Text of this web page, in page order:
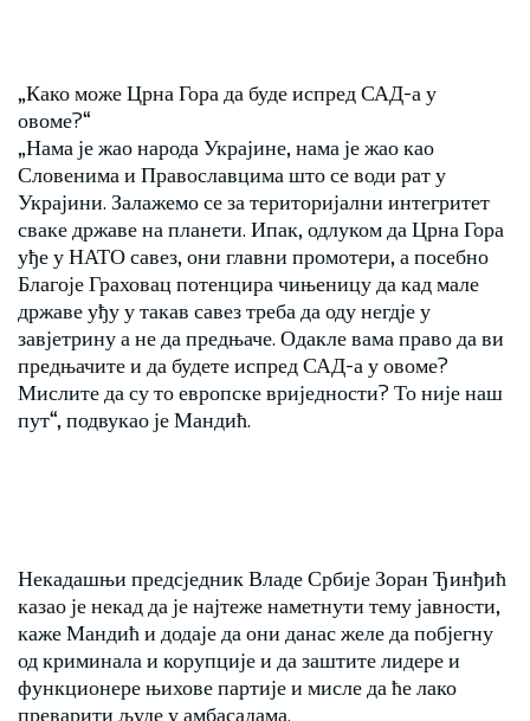
„Како може Црна Гора да буде испред САД-а у
овоме?“
„Нама је жао народа Украјине, нама је жао као
Словенима и Православцима што се води рат у
Украјини. Залажемо се за територијални интегритет
сваке државе на планети. Ипак, одлуком да Црна Гора
уђе у НАТО савез, они главни промотери, а посебно
Благоје Граховац потенцира чињеницу да кад мале
државе уђу у такав савез треба да оду негдје у
завјетрину а не да предњаче. Одакле вама право да ви
предњачите и да будете испред САД-а у овоме?
Мислите да су то европске вриједности? То није наш
пут“, подвукао је Мандић.
Некадашњи предсједник Владе Србије Зоран Ђинђић
казао је некад да је најтеже наметнути тему јавности,
каже Мандић и додаје да они данас желе да побјегну
од криминала и корупције и да заштите лидере и
функционере њихове партије и мисле да ће лако
преварити људе у амбасадама.